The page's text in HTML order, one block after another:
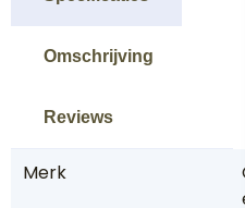
Omschrijving
Reviews
Merk